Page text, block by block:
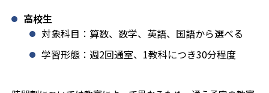
高校生
対象科目：算数、数学、英語、国語から選べる
学習形態：週2回通室、1教科につき30分程度